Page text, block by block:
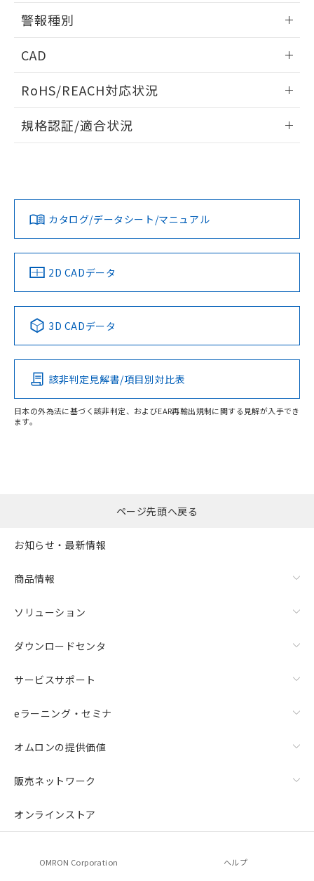
警報種別
CAD
ドすることができます。
ログイン/会員登録
ダウンロードデータをご利用いただく前に、以下を必ずお読
みください。
ソフトウェアの使用条件
RoHS/REACH対応状況
EU RoHS 注意事項・凡例
対応済み
中国 RoHS 注意事項・凡例
Pb Hg Cd Cr(VI)
O
この製品のRoHS/REACH対応状況ページへ
規格認証/適合状況
LR型式承認
（イギリス
船舶規格）
DNV型式承認
（ノルウェー
BV型式承認
（フランス
KR型式
（韓国
Yes No No No
この製品の規格認証/適合状況ページへ
その他の認証はこちらのページからご検索ください
カタログ/データシート/マニュアル
2D CADデータ
3D CADデータ
該非判定見解書/項目別対比表
日本の外為法に基づく該非判定、およびEAR再輸出規制に関する見解が入手でき
ます。
ページ先頭へ戻る
お知らせ・最新情報
商品情報
ソリューション
ダウンロードセンタ
サービスサポート
eラーニング・セミナ
オムロンの提供価値
販売ネットワーク
オンラインストア
OMRON Corporation ヘルプ